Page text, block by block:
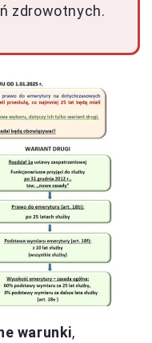
zdrowotnych.
warunki,